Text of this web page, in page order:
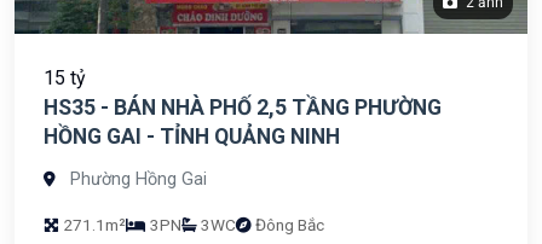
15 tỷ
HS35 - BÁN NHÀ PHỐ 2,5 TẦNG PHƯỜNG
HỒNG GAI - TỈNH QUẢNG NINH
Phường Hồng Gai
271.1m² 3PN 3WC Đông Bắc